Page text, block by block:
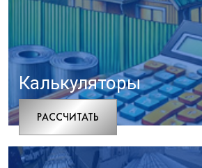
Калькуляторы
РАCСЧИТАТЬ